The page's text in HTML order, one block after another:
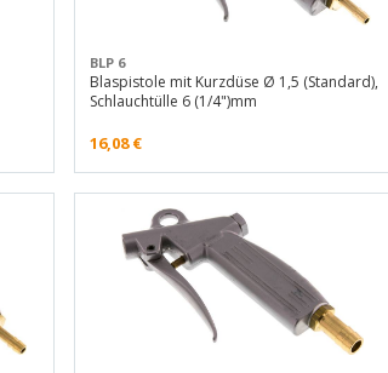
BLP 6
Blaspistole mit Kurzdüse Ø 1,5 (Standard),
Schlauchtülle 6 (1/4")mm
16,08€